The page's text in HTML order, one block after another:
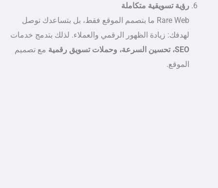
رؤية تسويقية متكاملة
Rare Web ما بتصمم الموقع فقط، بل بتساعدك توصل
لهدفك: زيادة الظهور الرقمي والعملاء. لذلك بتدمج خدمات
SEO، تحسين السرعة، وحملات تسويق رقمية
مع تصميم
الموقع.